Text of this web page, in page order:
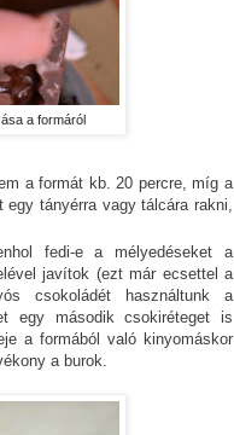
a formáról
a formát kb. 20 percre, míg a
tányérra vagy tálcára rakni,
fedi-e a mélyedéseket a
javítok (ezt már ecsettel a
csokoládét használtunk a
egy második csokiréteget is
a formából való kinyomáskor
a burok.